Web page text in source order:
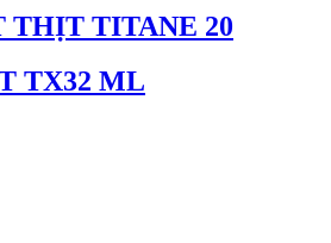
THỊT TITANE 20
TX32 ML